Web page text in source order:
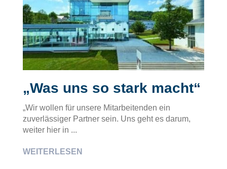
„Was uns so stark macht“
„Wir wollen für unsere Mitarbeitenden ein
zuverlässiger Partner sein. Uns geht es darum,
weiter hier in ...
WEITERLESEN